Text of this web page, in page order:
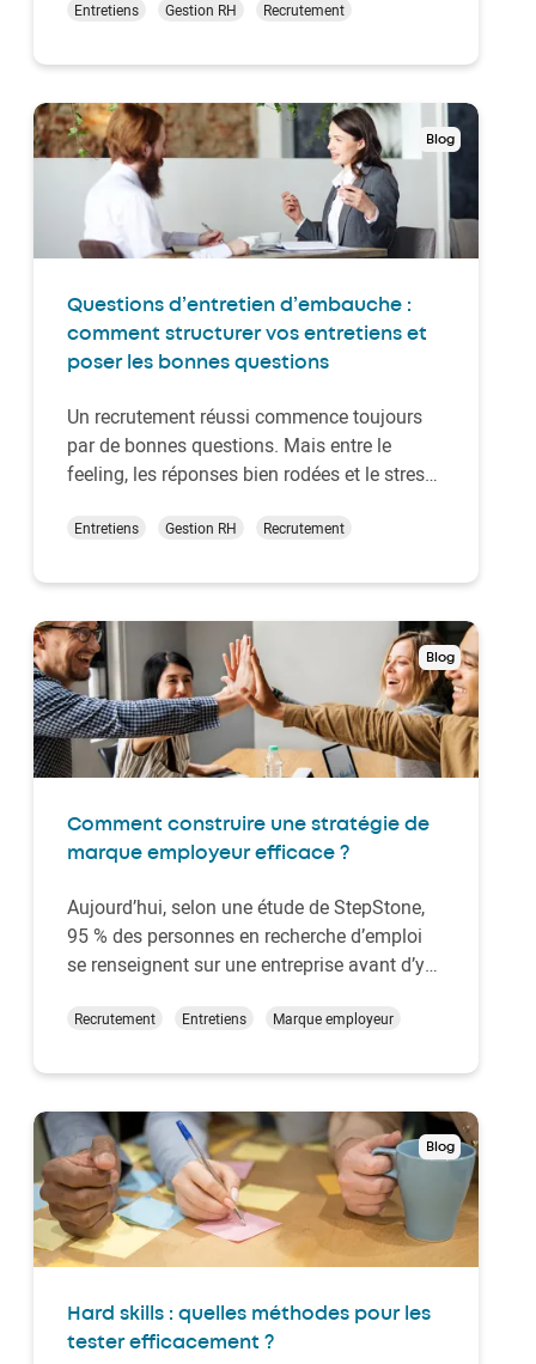
des recruteurs en France en 2024. C’est donc
dernière minute, promesses d’embauche non
honorées…
Entretiens Gestion RH Recrutement
Blog
Questions d’entretien d’embauche :
comment structurer vos entretiens et
poser les bonnes questions
Un recrutement réussi commence toujours
par de bonnes questions. Mais entre le
feeling, les réponses bien rodées et le stress
vraie méthode. Dans cet article, découvrez
surtout 75 exemples pour mieux évaluer vos
candi…
Entretiens Gestion RH Recrutement
Blog
Comment construire une stratégie de
marque employeur efficace ?
Aujourd’hui, selon une étude de StepStone,
95 % des personnes en recherche d’emploi
se renseignent sur une entreprise avant d’y
stratégie de marque employeur efficace afin
vos employés déjà en poste.
Recrutement Entretiens Marque employeur
Blog
Hard skills : quelles méthodes pour les
tester efficacement ?